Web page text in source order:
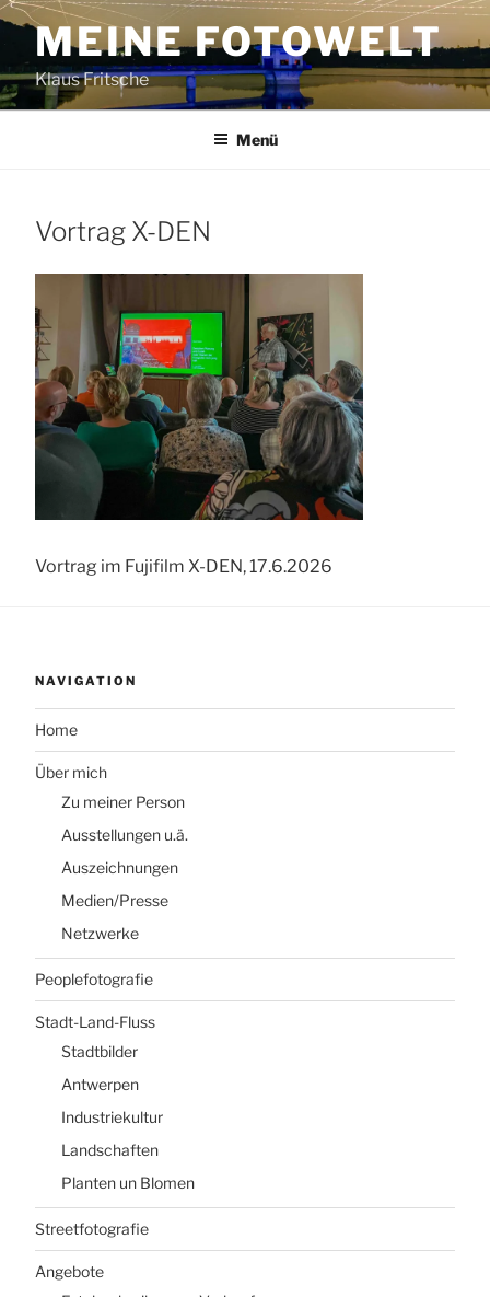
Zum
Inhalt
springenMEINE FOTOWELT
Klaus Fritsche
Menü
Vortrag X-DEN
Vortrag im Fujifilm X-DEN, 17.6.2026
NAVIGATION
Home
Über mich
Zu meiner Person
Ausstellungen u.ä.
Auszeichnungen
Medien/Presse
Netzwerke
Peoplefotografie
Stadt-Land-Fluss
Stadtbilder
Antwerpen
Industriekultur
Landschaften
Planten un Blomen
Streetfotografie
Angebote